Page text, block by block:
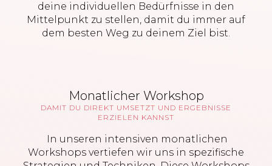
deine individuellen Bedürfnisse in den
Mittelpunkt zu stellen, damit du immer auf
dem besten Weg zu deinem Ziel bist.
Monatlicher Workshop
DAMIT DU DIREKT UMSETZT UND ERGEBNISSE
ERZIELEN KANNST
In unseren intensiven monatlichen
Workshops vertiefen wir uns in spezifische